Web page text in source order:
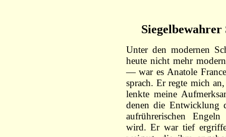
Unter den modernen
heute nicht mehr
— war es Anatole
sprach. Er regte mich
lenkte meine
denen die Entwicklung
aufrührerischen
wird. Er war tief